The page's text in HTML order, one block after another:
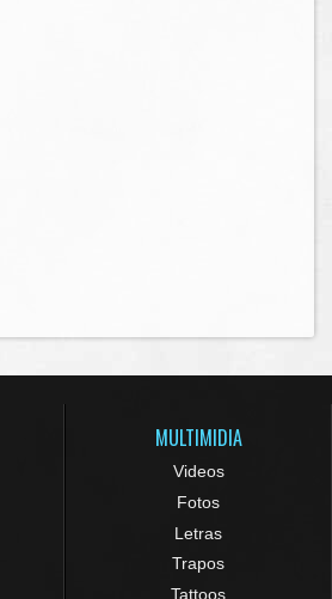
MULTIMIDIA
Videos
Fotos
Letras
Trapos
Tattoos